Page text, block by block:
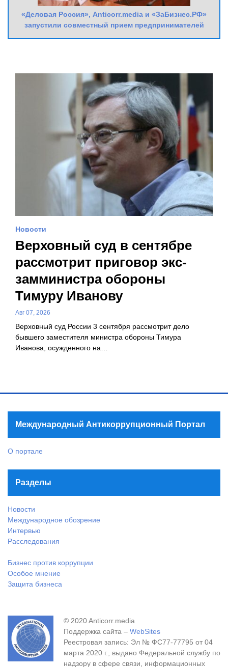
«Деловая Россия», Anticorr.media и «ЗаБизнес.РФ»
запустили совместный прием предпринимателей
Новости
Верховный суд в сентябре
рассмотрит приговор экс-
замминистра обороны
Тимуру Иванову
Авг 07, 2026
Верховный суд России 3 сентября рассмотрит дело
бывшего заместителя министра обороны Тимура
Иванова, осужденного на…
Международный Антикоррупционный Портал
О портале
Разделы
Новости
Международное обозрение
Интервью
Расследования
Бизнес против коррупции
Особое мнение
Защита бизнеса
© 2020 Anticorr.media
Поддержка сайта – WebSites
Реестровая запись: Эл № ФС77-77795 от 04
марта 2020 г., выдано Федеральной службу по
надзору в сфере связи, информационных